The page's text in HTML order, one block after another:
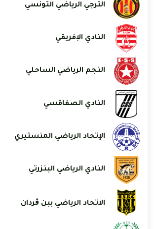
الترجي الرياضي التونسي
النادي الإفريقي
النجم الرياضي الساحلي
النادي الصفاقسي
الإتحاد الرياضي المنستيري
النادي الرياضي البنزرتي
الاتحاد الرياضي ببن ڨردان